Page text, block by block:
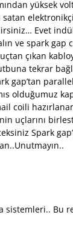
yüksek
Evet
ve spark gap
çıkan
tekrar
gap’tan
olduğumuz
coili
uçlarını
Spark
sistemleri.. Bu